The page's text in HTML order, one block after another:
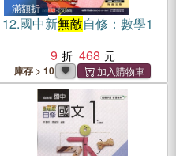
滿額折
12.國中新無敵自修：數學1
9
468
庫存 > 10